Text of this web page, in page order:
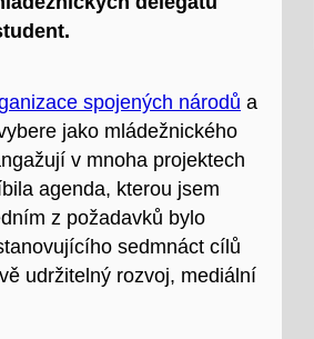
spojených národů a
jako mládežnického
v mnoha projektech
agenda, kterou jsem
z požadavků bylo
sedmnáct cílů
udržitelný rozvoj, mediální